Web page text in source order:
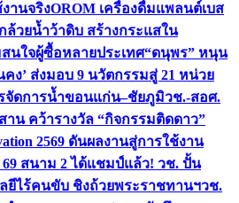
านจริงOROM เครื่องดื่มแพลนต์เบส
วยน้ำว้าดิบ สร้างกระแสใน
นใจผู้ซื้อหลายประเทศ“ดนุพร” หนุน
ง’ ส่งมอบ 9 นวัตกรรมสู่ 21 หน่วย
จัดการน้ำขอนแก่น–ชัยภูมิวช.-สอศ.
น คว้ารางวัล “กิจกรรมติดดาว”
2569 ดันผลงานสู่การใช้งาน
69 สนาม 2 ได้แชมป์แล้ว! วช. ปั้น
ยีไร้คนขับ ชิงถ้วยพระราชทานฯวช.